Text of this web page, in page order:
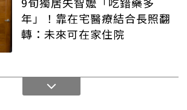
年」！靠在宅醫療結合長照翻
轉：未來可在家住院